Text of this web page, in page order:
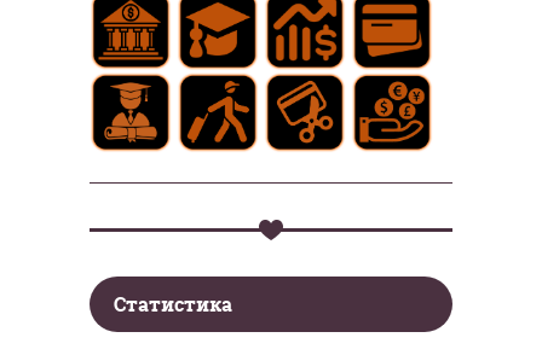
Статистика